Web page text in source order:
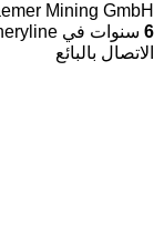
Mining GmbH
6 سنوات في Machineryline
الاتصال بالبائع